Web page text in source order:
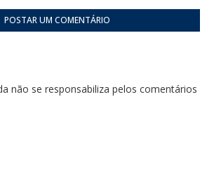
POSTAR UM COMENTÁRIO
não se responsabiliza pelos comentários